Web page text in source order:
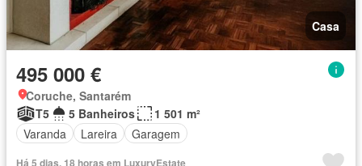
Casa
495 000 €
Coruche, Santarém
T5
5 Banheiros
1 501 m²
Varanda
Lareira Garagem
Há 5 dias, 18 horas em LuxuryEstate